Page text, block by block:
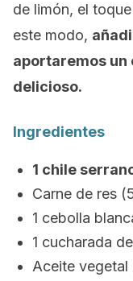
de limón, el
este modo,
aportaremos un
delicioso.
Ingredientes
1 chile
Carne de res
1 cebolla
1 cucharada
Aceite vegetal